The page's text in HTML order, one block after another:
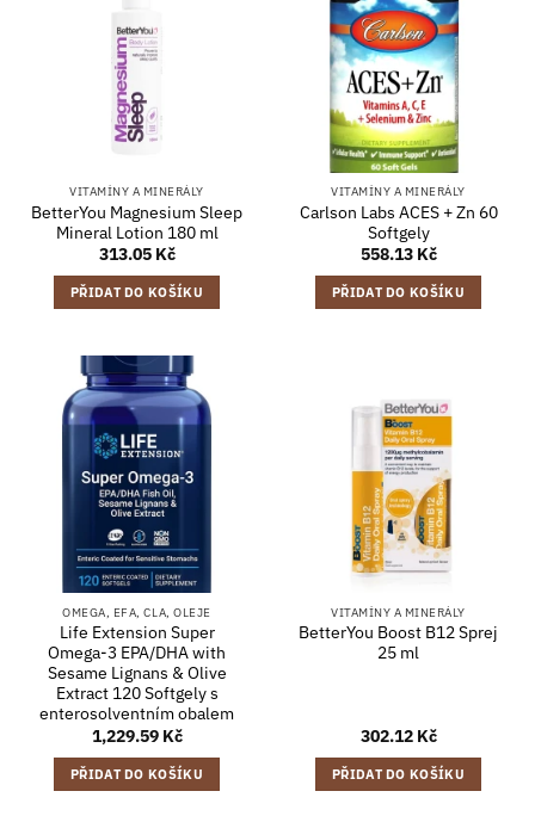
VITAMÍNY A MINERÁLY
BetterYou Magnesium Sleep
Mineral Lotion 180 ml
313.05 Kč
PŘIDAT DO KOŠÍKU
VITAMÍNY A MINERÁLY
Carlson Labs ACES + Zn 60
Softgely
558.13 Kč
PŘIDAT DO KOŠÍKU
OMEGA, EFA, CLA, OLEJE
Life Extension Super
Omega-3 EPA/DHA with
Sesame Lignans & Olive
Extract 120 Softgely s
enterosolventním obalem
1,229.59 Kč
PŘIDAT DO KOŠÍKU
VITAMÍNY A MINERÁLY
BetterYou Boost B12 Sprej
25 ml
302.12 Kč
PŘIDAT DO KOŠÍKU